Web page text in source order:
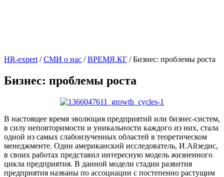
HR-expert /СМИ о нас /ВРЕМЯ.КГ /Бизнес: проблемы роста
Бизнес: проблемы роста
В настоящее время эволюция предприятий или бизнес-систем,
в силу неповторимости и уникальности каждого из них, стала
одной из самых слабоизученных областей в теоретическом
менеджменте. Один американский исследователь, И.Айзедис,
в своих работах представил интересную модель жизненного
цикла предприятия. В данной модели стадии развития
предприятия названы по ассоциации с постепенно растущим